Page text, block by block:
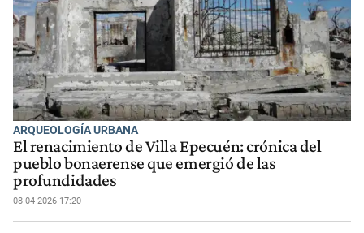
ARQUEOLOGÍA URBANA
El renacimiento de Villa Epecuén: crónica del
pueblo bonaerense que emergió de las
profundidades
08-04-2026 17:20